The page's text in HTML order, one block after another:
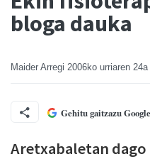
bloga dauka
Maider Arregi 2006ko urriaren 24a
Gehitu gaitzazu
Aretxabaletan